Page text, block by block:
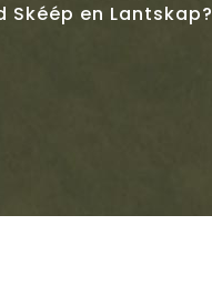
en Lantskap?